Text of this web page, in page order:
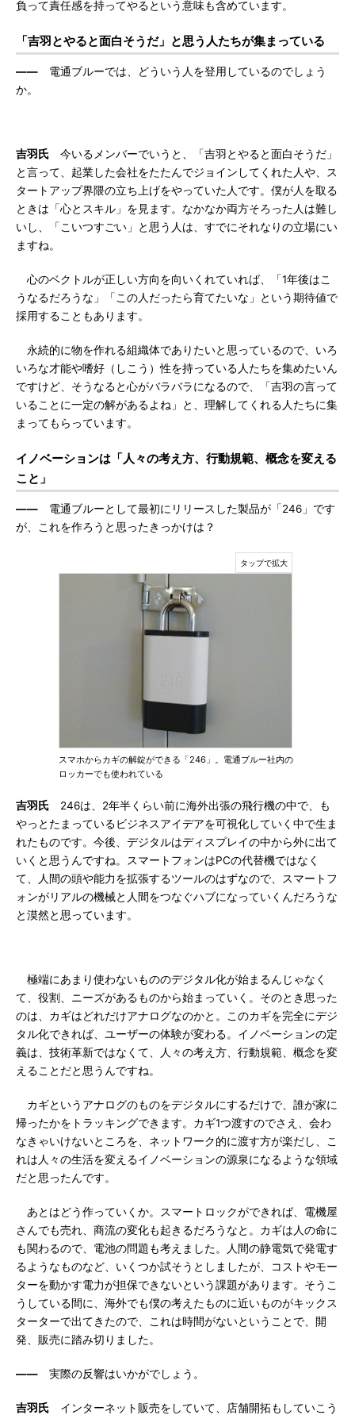
負って責任感を持ってやるという意味も含めています。
「吉羽とやると面白そうだ」と思う人たちが集まっている
―― 電通ブルーでは、どういう人を登用しているのでしょう
か。
吉羽氏 今いるメンバーでいうと、「吉羽とやると面白そうだ」
と言って、起業した会社をたたんでジョインしてくれた人や、ス
タートアップ界隈の立ち上げをやっていた人です。僕が人を取る
ときは「心とスキル」を見ます。なかなか両方そろった人は難し
いし、「こいつすごい」と思う人は、すでにそれなりの立場にい
ますね。
心のベクトルが正しい方向を向いくれていれば、「1年後はこ
うなるだろうな」「この人だったら育てたいな」という期待値で
採用することもあります。
永続的に物を作れる組織体でありたいと思っているので、いろ
いろな才能や嗜好（しこう）性を持っている人たちを集めたいん
ですけど、そうなると心がバラバラになるので、「吉羽の言って
いることに一定の解があるよね」と、理解してくれる人たちに集
まってもらっています。
イノベーションは「人々の考え方、行動規範、概念を変える
こと」
―― 電通ブルーとして最初にリリースした製品が「246」です
が、これを作ろうと思ったきっかけは？
スマホからカギの解錠ができる「246」。電通ブルー社内の
ロッカーでも使われている
吉羽氏 246は、2年半くらい前に海外出張の飛行機の中で、も
やっとたまっているビジネスアイデアを可視化していく中で生ま
れたものです。今後、デジタルはディスプレイの中から外に出て
いくと思うんですね。スマートフォンはPCの代替機ではなく
て、人間の頭や能力を拡張するツールのはずなので、スマートフ
ォンがリアルの機械と人間をつなぐハブになっていくんだろうな
と漠然と思っています。
極端にあまり使わないもののデジタル化が始まるんじゃなく
て、役割、ニーズがあるものから始まっていく。そのとき思った
のは、カギはどれだけアナログなのかと。このカギを完全にデジ
タル化できれば、ユーザーの体験が変わる。イノベーションの定
義は、技術革新ではなくて、人々の考え方、行動規範、概念を変
えることだと思うんですね。
カギというアナログのものをデジタルにするだけで、誰が家に
帰ったかをトラッキングできます。カギ1つ渡すのでさえ、会わ
なきゃいけないところを、ネットワーク的に渡す方が楽だし、こ
れは人々の生活を変えるイノベーションの源泉になるような領域
だと思ったんです。
あとはどう作っていくか。スマートロックができれば、電機屋
さんでも売れ、商流の変化も起きるだろうなと。カギは人の命に
も関わるので、電池の問題も考えました。人間の静電気で発電す
るようなものなど、いくつか試そうとしましたが、コストやモー
ターを動かす電力が担保できないという課題があります。そうこ
うしている間に、海外でも僕の考えたものに近いものがキックス
ターターで出てきたので、これは時間がないということで、開
発、販売に踏み切りました。
―― 実際の反響はいかがでしょう。
吉羽氏 インターネット販売をしていて、店舗開拓もしていこう